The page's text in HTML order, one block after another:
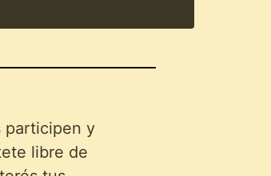
participen y
libre de